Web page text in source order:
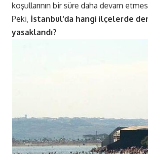
koşullarının bir süre daha devam
Peki, İstanbul’da hangi ilçelerde
yasaklandı?